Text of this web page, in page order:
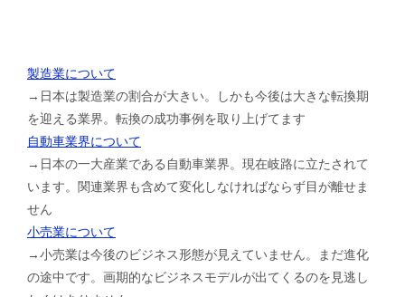
製造業について
→日本は製造業の割合が大きい。しかも今後は大きな転換期
を迎える業界。転換の成功事例を取り上げてます
自動車業界について
→日本の一大産業である自動車業界。現在岐路に立たされて
います。関連業界も含めて変化しなければならず目が離せま
せん
小売業について
→小売業は今後のビジネス形態が見えていません。まだ進化
の途中です。画期的なビジネスモデルが出てくるのを見逃し